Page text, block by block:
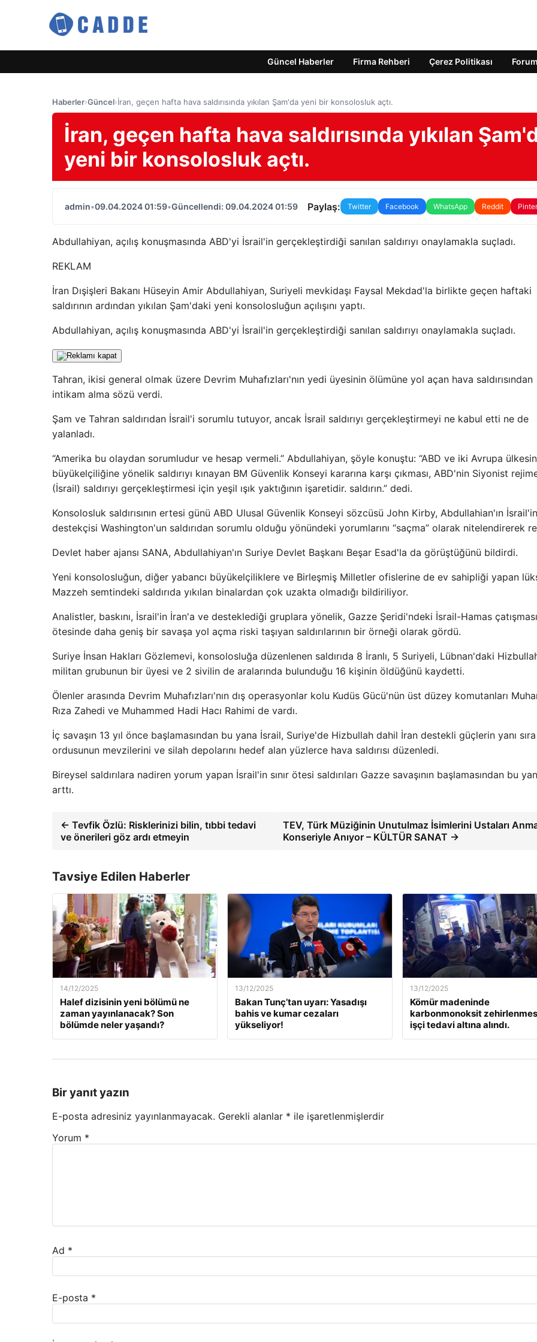
Güncel Haberler Firma Rehberi Çerez Politikası Forum
Haberler›Güncel›İran, geçen hafta hava saldırısında yıkılan Şam'da yeni bir konsolosluk açtı.
İran, geçen hafta hava saldırısında yıkılan
yeni bir konsolosluk açtı.
admin•09.04.2024 01:59•Güncellendi: 09.04.2024 01:59 Paylaş: Twitter Facebook WhatsApp Reddit
Abdullahiyan, açılış konuşmasında ABD'yi İsrail'in gerçekleştirdiği sanılan saldırıyı onaylamakla suçladı.
REKLAM
İran Dışişleri Bakanı Hüseyin Amir Abdullahiyan, Suriyeli mevkidaşı Faysal Mekdad'la birlikte geçen haftaki
saldırının ardından yıkılan Şam'daki yeni konsolosluğun açılışını yaptı.
Abdullahiyan, açılış konuşmasında ABD'yi İsrail'in gerçekleştirdiği sanılan saldırıyı onaylamakla suçladı.
Tahran, ikisi general olmak üzere Devrim Muhafızları'nın yedi üyesinin ölümüne yol açan hava saldırısından
intikam alma sözü verdi.
Şam ve Tahran saldırıdan İsrail'i sorumlu tutuyor, ancak İsrail saldırıyı gerçekleştirmeyi ne kabul etti ne de
yalanladı.
“Amerika bu olaydan sorumludur ve hesap vermeli.” Abdullahiyan, şöyle konuştu: “ABD ve iki Avrupa
büyükelçiliğine yönelik saldırıyı kınayan BM Güvenlik Konseyi kararına karşı çıkması, ABD'nin Siyonist
(İsrail) saldırıyı gerçekleştirmesi için yeşil ışık yaktığının işaretidir. saldırın.” dedi.
Konsolosluk saldırısının ertesi günü ABD Ulusal Güvenlik Konseyi sözcüsü John Kirby, Abdullahian'ın
destekçisi Washington'un saldırıdan sorumlu olduğu yönündeki yorumlarını “saçma” olarak nitelendirerek
Devlet haber ajansı SANA, Abdullahiyan'ın Suriye Devlet Başkanı Beşar Esad'la da görüştüğünü bildirdi.
Yeni konsolosluğun, diğer yabancı büyükelçiliklere ve Birleşmiş Milletler ofislerine de ev sahipliği yapan
Mazzeh semtindeki saldırıda yıkılan binalardan çok uzakta olmadığı bildiriliyor.
Analistler, baskını, İsrail'in İran'a ve desteklediği gruplara yönelik, Gazze Şeridi'ndeki İsrail-Hamas
ötesinde daha geniş bir savaşa yol açma riski taşıyan saldırılarının bir örneği olarak gördü.
Suriye İnsan Hakları Gözlemevi, konsolosluğa düzenlenen saldırıda 8 İranlı, 5 Suriyeli, Lübnan'daki
militan grubunun bir üyesi ve 2 sivilin de aralarında bulunduğu 16 kişinin öldüğünü kaydetti.
Ölenler arasında Devrim Muhafızları'nın dış operasyonlar kolu Kudüs Gücü'nün üst düzey komutanları
Rıza Zahedi ve Muhammed Hadi Hacı Rahimi de vardı.
İç savaşın 13 yıl önce başlamasından bu yana İsrail, Suriye'de Hizbullah dahil İran destekli güçlerin yanı
ordusunun mevzilerini ve silah depolarını hedef alan yüzlerce hava saldırısı düzenledi.
Bireysel saldırılara nadiren yorum yapan İsrail'in sınır ötesi saldırıları Gazze savaşının başlamasından bu
arttı.
← Tevfik Özlü: Risklerinizi bilin, tıbbi tedavi
ve önerileri göz ardı etmeyin
TEV, Türk Müziğinin Unutulmaz İsimlerini Ustaları
Konseriyle Anıyor – KÜLTÜR SANAT →
Tavsiye Edilen Haberler
14/12/2025
Halef dizisinin yeni bölümü ne
zaman yayınlanacak? Son
bölümde neler yaşandı?
13/12/2025
Bakan Tunç’tan uyarı: Yasadışı
bahis ve kumar cezaları
yükseliyor!
13/12/2025
Kömür madeninde
karbonmonoksit
işçi tedavi altına alındı.
Bir yanıt yazın
E-posta adresiniz yayınlanmayacak. Gerekli alanlar * ile işaretlenmişlerdir
Yorum *
Ad *
E-posta *